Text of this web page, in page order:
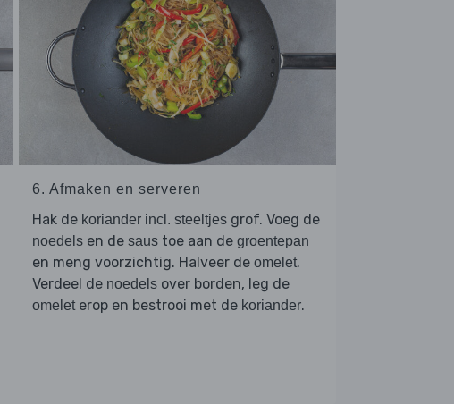
6. Afmaken en serveren
Hak de koriander incl. steeltjes grof. Voeg de
noedels en de saus toe aan de groentepan
en meng voorzichtig. Halveer de omelet.
Verdeel de noedels over borden, leg de
omelet erop en bestrooi met de koriander.